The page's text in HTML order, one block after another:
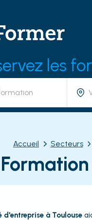
les
Accueil Secteurs
à Toulouse